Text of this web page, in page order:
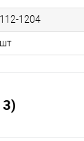
112-1204
шт